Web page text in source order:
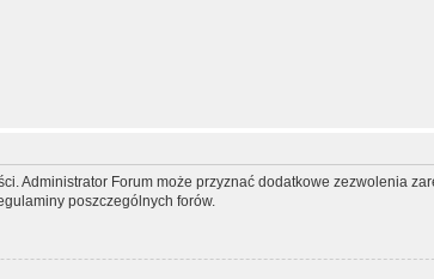
Administrator Forum może przyznać dodatkowe zezwolenia
poszczególnych forów.